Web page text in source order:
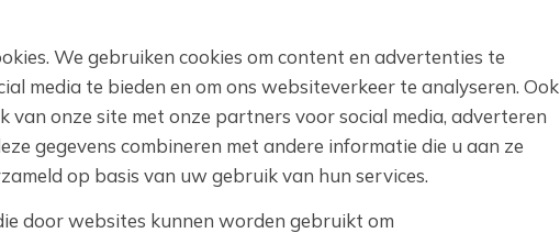
We gebruiken cookies om content en advertenties te
media te bieden en om ons websiteverkeer te analyseren. Ook
onze site met onze partners voor social media, adverteren
gegevens combineren met andere informatie die u aan ze
op basis van uw gebruik van hun services.
door websites kunnen worden gebruikt om